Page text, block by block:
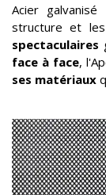
Acier
structure et
spectaculaires
face à face,
ses matériaux